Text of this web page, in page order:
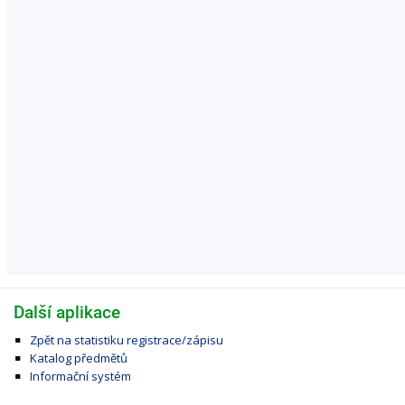
Další aplikace
Zpět na statistiku registrace/zápisu
Katalog předmětů
Informační systém